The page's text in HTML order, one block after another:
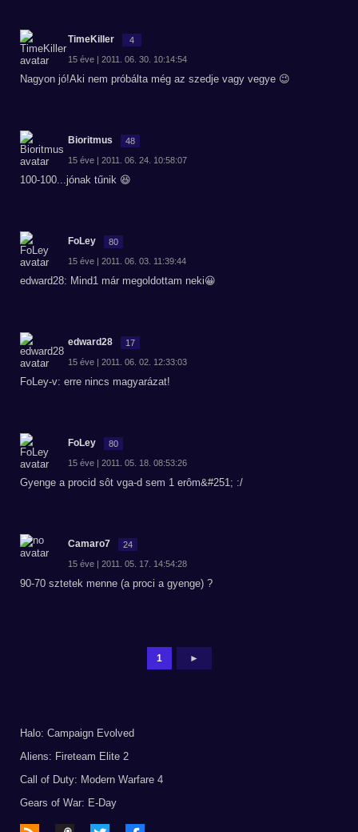
TimeKiller 4
15 éve | 2011. 06. 30. 10:14:54
Nagyon jó!Aki nem próbálta még az szedje vagy vegye 😉
Bioritmus 48
15 éve | 2011. 06. 24. 10:58:07
100-100...jónak tűnik 😆
FoLey 80
15 éve | 2011. 06. 03. 11:39:44
edward28: Mind1 már megoldottam neki😀
edward28 17
15 éve | 2011. 06. 02. 12:33:03
FoLey-v: erre nincs magyarázat!
FoLey 80
15 éve | 2011. 05. 18. 08:53:26
Gyenge a procid sôt vga-d sem 1 erôm&#251; :/
Camaro7 24
15 éve | 2011. 05. 17. 14:54:28
90-70 sztetek menne (a proci a gyenge) ?
1 ►
Halo: Campaign Evolved
Aliens: Fireteam Elite 2
Call of Duty: Modern Warfare 4
Gears of War: E-Day